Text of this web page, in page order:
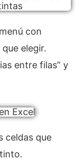
con
elegir.
entre filas” y
celdas que